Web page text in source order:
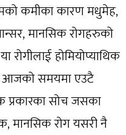
कमीका कारण मधुमेह,
मानसिक रोगहरुको
रोगीलाई होमियोप्याथिक
आजको समयमा एउटै
प्रकारका सोच जसका
मानसिक रोग यसरी नै